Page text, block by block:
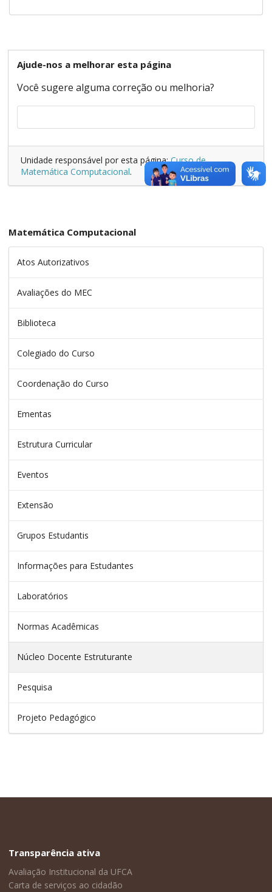
Ajude-nos a melhorar esta página
Você sugere alguma correção ou melhoria?
Unidade responsável por esta página:Curso de
Matemática Computacional.
Matemática Computacional
Atos Autorizativos
Avaliações do MEC
Biblioteca
Colegiado do Curso
Coordenação do Curso
Ementas
Estrutura Curricular
Eventos
Extensão
Grupos Estudantis
Informações para Estudantes
Laboratórios
Normas Acadêmicas
Núcleo Docente Estruturante
Pesquisa
Projeto Pedagógico
Transparência ativa
Avaliação Institucional da UFCA
Carta de serviços ao cidadão